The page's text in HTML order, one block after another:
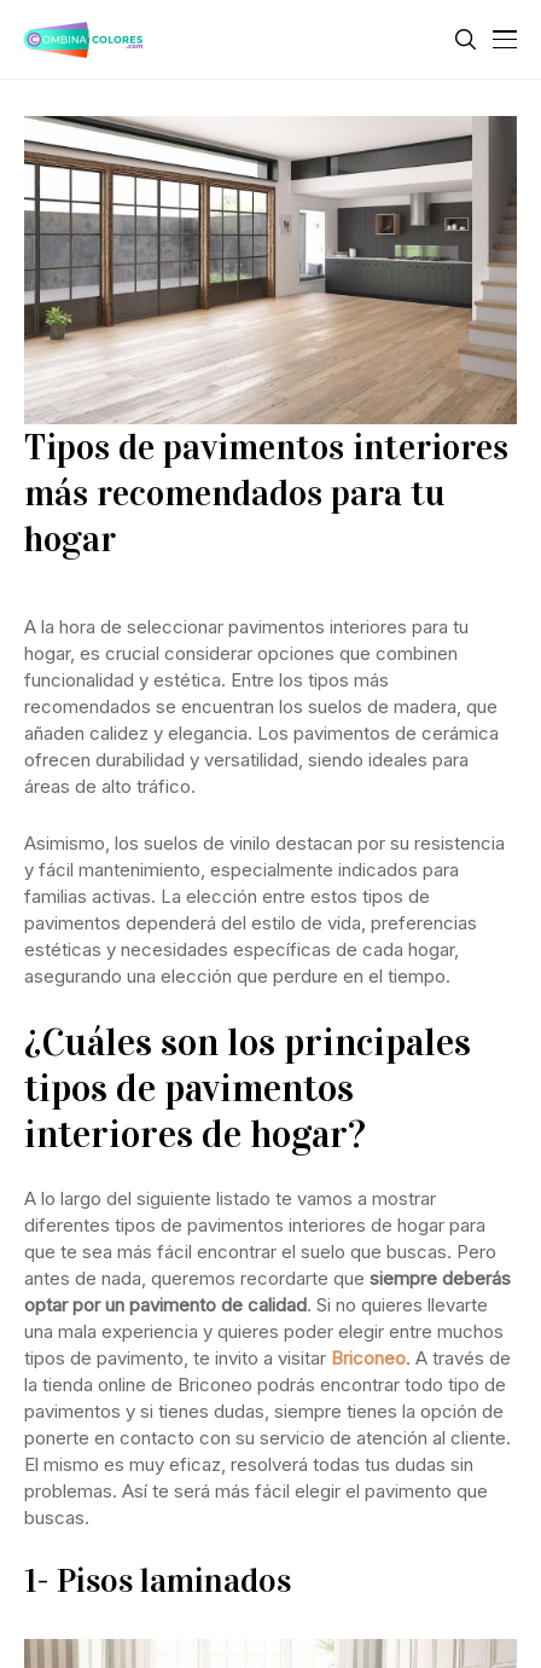
Tipos de pavimentos interiores
más recomendados para tu
hogar
A la hora de seleccionar pavimentos interiores para tu
hogar, es crucial considerar opciones que combinen
funcionalidad y estética. Entre los tipos más
recomendados se encuentran los suelos de madera, que
añaden calidez y elegancia. Los pavimentos de cerámica
ofrecen durabilidad y versatilidad, siendo ideales para
áreas de alto tráfico.
Asimismo, los suelos de vinilo destacan por su resistencia
y fácil mantenimiento, especialmente indicados para
familias activas. La elección entre estos tipos de
pavimentos dependerá del estilo de vida, preferencias
estéticas y necesidades específicas de cada hogar,
asegurando una elección que perdure en el tiempo.
¿Cuáles son los principales
tipos de pavimentos
interiores de hogar?
A lo largo del siguiente listado te vamos a mostrar
diferentes tipos de pavimentos interiores de hogar para
que te sea más fácil encontrar el suelo que buscas. Pero
antes de nada, queremos recordarte que siempre deberás
optar por un pavimento de calidad. Si no quieres llevarte
una mala experiencia y quieres poder elegir entre muchos
tipos de pavimento, te invito a visitar Briconeo. A través de
la tienda online de Briconeo podrás encontrar todo tipo de
pavimentos y si tienes dudas, siempre tienes la opción de
ponerte en contacto con su servicio de atención al cliente.
El mismo es muy eficaz, resolverá todas tus dudas sin
problemas. Así te será más fácil elegir el pavimento que
buscas.
1- Pisos laminados